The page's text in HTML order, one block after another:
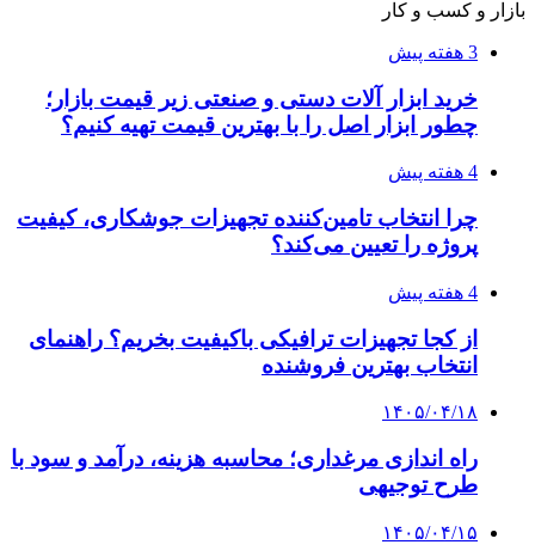
۱۴۰۵/۰۴/۰۹
آربی نوا؛ راهکار هوشمند برای شناسایی
فرصت‌های آربیتراژ ارز دیجیتال
۱۴۰۵/۰۴/۰۶
محبوب شده است؟
۱۴۰۵/۰۳/۳۱
که نباید نادیده بگیرید
۱۴۰۵/۰۳/۲۸
چرا بسیاری از کسب‌وکارها بدون ثبت شرکت
نمی‌توانند با سازمان‌ها و شرکت‌های بزرگ همکاری
کنند؟
پیشنهاد سردبیر